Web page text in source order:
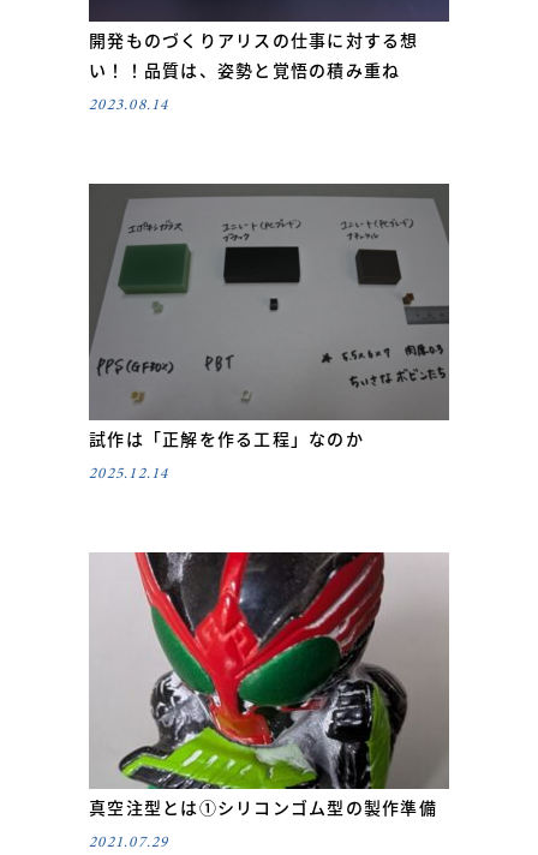
開発ものづくりアリスの仕事に対する想
い！！品質は、姿勢と覚悟の積み重ね
2023.08.14
試作は「正解を作る工程」なのか
2025.12.14
真空注型とは①シリコンゴム型の製作準備
2021.07.29